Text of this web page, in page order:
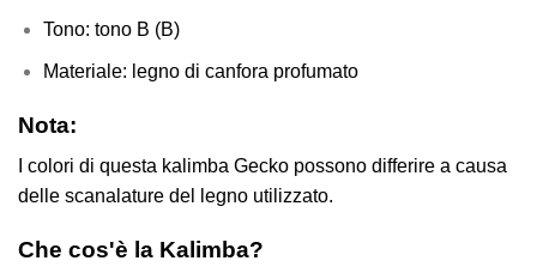
Tono: tono B (B)
Materiale: legno di canfora profumato
Nota:
I colori di questa kalimba Gecko possono differire a causa
delle scanalature del legno utilizzato.
Che cos'è la Kalimba?